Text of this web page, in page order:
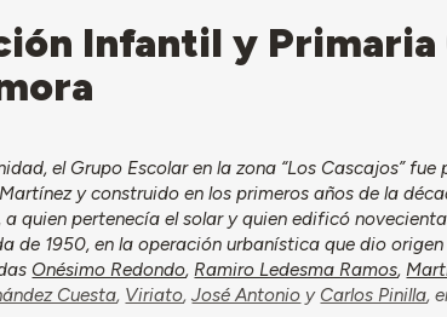
Infantil y Primaria
el Grupo Escolar en la zona “Los Cascajos” fue
y construido en los primeros años de la
quien pertenecía el solar y quien edificó
de 1950, en la operación urbanística que dio
Onésimo Redondo,Ramiro Ledesma Ramos,
Cuesta, Viriato,José Antonio y Carlos Pinilla,